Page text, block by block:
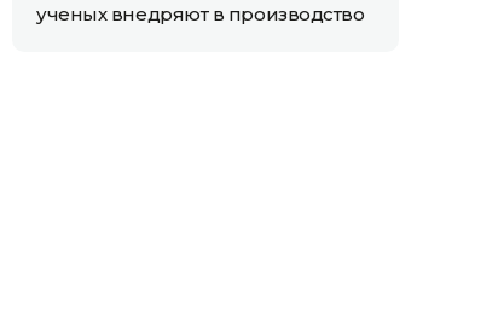
ученых внедряют в производство